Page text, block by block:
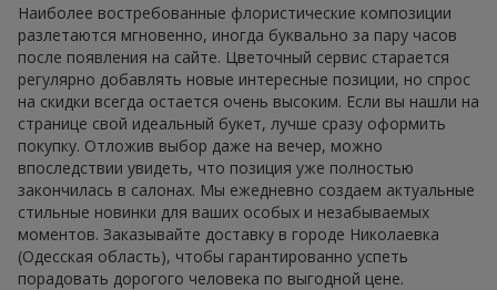
Наиболее востребованные флористические композиции
разлетаются мгновенно, иногда буквально за пару часов
после появления на сайте. Цветочный сервис старается
регулярно добавлять новые интересные позиции, но спрос
на скидки всегда остается очень высоким. Если вы нашли на
странице свой идеальный букет, лучше сразу оформить
покупку. Отложив выбор даже на вечер, можно
впоследствии увидеть, что позиция уже полностью
закончилась в салонах. Мы ежедневно создаем актуальные
стильные новинки для ваших особых и незабываемых
моментов. Заказывайте доставку в городе Николаевка
(Одесская область), чтобы гарантированно успеть
порадовать дорогого человека по выгодной цене.